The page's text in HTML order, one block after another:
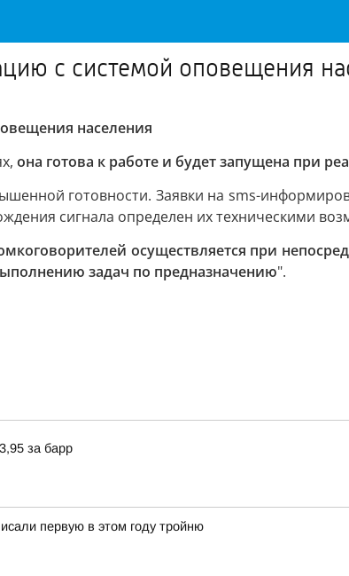
с системой оповещения
населения
она готова к работе и будет запущена при
готовности. Заявки на sms-
сигнала определен их техническими
осуществляется при
задач по предназначению".
за барр
первую в этом году тройню